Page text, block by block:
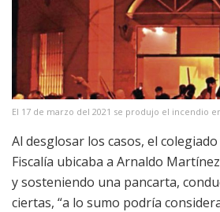
El 17 de marzo del 2021 se produjo el incendio
Al desglosar los casos, el
Fiscalía ubicaba a Arnaldo
y sosteniendo una pancarta,
ciertas, “a lo sumo podría